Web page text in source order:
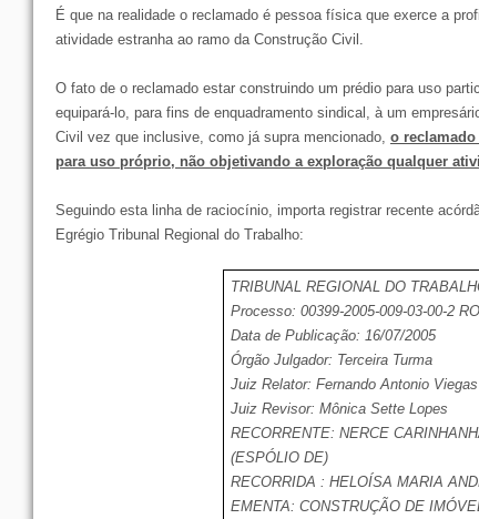
É que na realidade o reclamado é pessoa física que exerce a
atividade estranha ao ramo da Construção Civil.
O fato de o reclamado estar construindo um prédio para uso
equipará-lo, para fins de enquadramento sindical, à um
Civil vez que inclusive, como já supra mencionado, o
para uso próprio, não objetivando a exploração qualquer
Seguindo esta linha de raciocínio, importa registrar recente
Egrégio Tribunal Regional do Trabalho:
TRIBUNAL REGIONAL DO
Processo: 00399-2005-009-03-00-2 RO
Data de Publicação: 16/07/2005
Órgão Julgador: Terceira Turma
Juiz Relator: Fernando Antonio
Juiz Revisor: Mônica Sette Lopes
RECORRENTE: NERCE
(ESPÓLIO DE)
RECORRIDA : HELOÍSA MARIA
EMENTA: CONSTRUÇÃO DE